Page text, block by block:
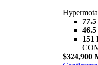
151
$324,900